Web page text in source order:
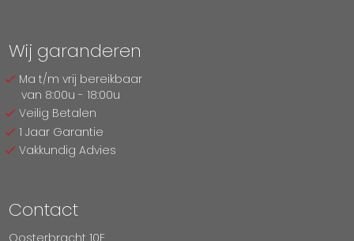
Wij garanderen
Ma t/m vrij bereikbaar
van 8:00u - 18:00u
Veilig Betalen
1 Jaar Garantie
Vakkundig Advies
Contact
Oosterbracht 10E